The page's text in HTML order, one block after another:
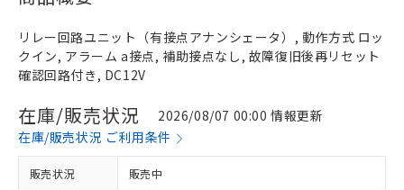
リレー回路ユニット（有接点アナンシェータ）, 動作方式 ロッ
クイン, アラーム a接点, 補助接点なし, 故障復旧後再リセット
確認回路付き, DC12V
在庫/販売状況
2026/08/07 00:00 情報更新
在庫/販売状況 ご利用条件
販売状況 販売中